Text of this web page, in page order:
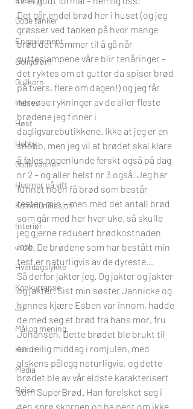
Gode tanker
Engasjement
Boligdrøm
Gullkorn
Helse
Høst
Hobby
Gode venner
Husmor på vift
Kommunikasjon
Interiør
Jobb
Hverdagslykke
Konkurranse
Jul
Mål og mening
Kultur
Media
Reise
Det går endel brød her i huset (og jeg
grøsser ved tanken på hvor mange
brød det kommer til å gå når
gutteslampene våre blir tenåringer –
det ryktes om at gutter da spiser brød
på tvers, flere om dagen!) og jeg får
nervøse rykninger av de aller fleste
brødene jeg finner i
dagligvarebutikkene. Ikke at jeg er en
snobb, men jeg vil at brødet skal klare
å føles nogenlunde ferskt også på dag
nr 2 – og aller helst nr 3 også. Jeg har
funnet noen få brød som består
testen min – men med det antall brød
som går med her hver uke, så skulle
jeg gjerne redusert brødkostnaden
noe. De brødene som har bestått min
test er naturligvis av de dyreste…
Så derfor jakter jeg. Og jakter og jakter
og jakter. Sist min søster Jannicke og
hennes kjære Esben var innom, hadde
de med seg et brød fra hans mor, fru
Johansen. Dette brødet ble brukt til
en deilig middag i romjulen, med
alskens pålegg naturligvis, og dette
brødet ble av vår eldste karakterisert
som SuperBrød. Han forelsket seg i
den sprø skorpen og ba pent om ikke